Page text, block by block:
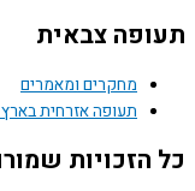
צבאית
מחקרים ומאמרים
תעופה אזרחית בארץ